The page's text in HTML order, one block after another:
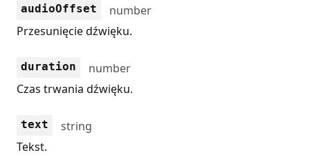
audioOffset
number
Przesunięcie dźwięku.
duration
number
Czas trwania dźwięku.
text
string
Tekst.